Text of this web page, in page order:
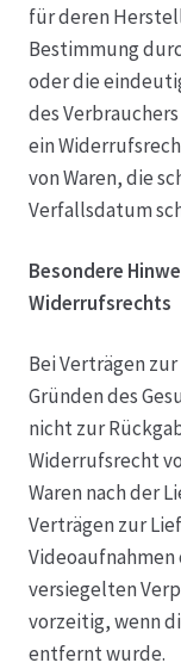
für deren
Bestimmung
oder die
des
ein
von Waren, die
Verfallsdatum
Besondere
Widerrufsrechts
Bei Verträgen
Gründen des
nicht zur
Widerrufsrecht
Waren nach der
Verträgen zur
versiegelten
vorzeitig, wenn
entfernt wurde.